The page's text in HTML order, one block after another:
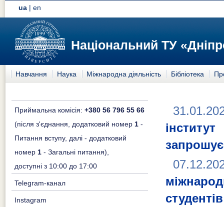
ua |en
Національний ТУ
Навчання Наука Міжнародна діяльність Бібліотека
Приймальна комісія: +380 56 796 55 66
(після з'єднання, додатковий номер 1 -
Питання вступу, далі - додатковий
номер 1 - Загальні питання),
доступні з 10:00 до 17:00
Telegram-канал
Instagram
запрошує